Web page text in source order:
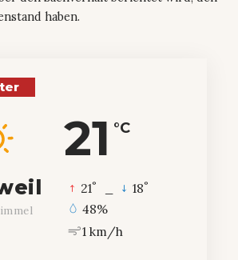
haben.
21 °C
21° 18°
48%
1 km/h